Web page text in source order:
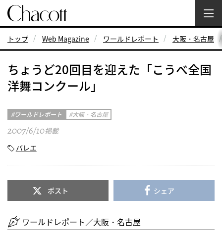
トップ Web Magazine ワールドレポート 大阪・名古屋
ちょうど20回目を迎えた「こうべ全国
洋舞コンクール」
ワールドレポート 大阪・名古屋
2007/6/10掲載
バレエ
ポスト シェア
ワールドレポート／大阪・名古屋